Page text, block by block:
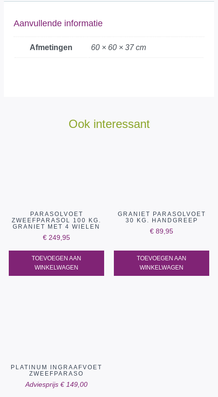
Aanvullende informatie
Afmetingen 60 × 60 × 37 cm
Ook interessant
PARASOLVOET
ZWEEFPARASOL 100 KG.
GRANIET MET 4 WIELEN
€ 249,95
TOEVOEGEN AAN
WINKELWAGEN
GRANIET PARASOLVOET
30 KG. HANDGREEP
€ 89,95
TOEVOEGEN AAN
WINKELWAGEN
PLATINUM INGRAAFVOET
ZWEEFPARASO
Adviesprijs €149,00